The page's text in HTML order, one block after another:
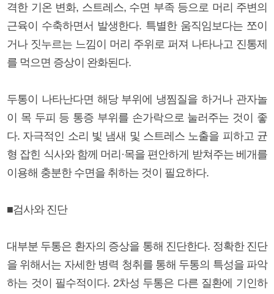
격한 기온 변화, 스트레스, 수면 부족 등으로 머리 주변의
근육이 수축하면서 발생한다. 특별한 움직임보다는 쪼이
거나 짓누르는 느낌이 머리 주위로 퍼져 나타나고 진통제
를 먹으면 증상이 완화된다.
두통이 나타난다면 해당 부위에 냉찜질을 하거나 관자놀
이 목 두피 등 통증 부위를 손가락으로 눌러주는 것이 좋
다. 자극적인 소리 빛 냄새 및 스트레스 노출을 피하고 균
형 잡힌 식사와 함께 머리·목을 편안하게 받쳐주는 베개를
이용해 충분한 수면을 취하는 것이 필요하다.
■검사와 진단
대부분 두통은 환자의 증상을 통해 진단한다. 정확한 진단
을 위해서는 자세한 병력 청취를 통해 두통의 특성을 파악
하는 것이 필수적이다. 2차성 두통은 다른 질환에 기인하